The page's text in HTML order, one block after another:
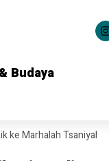
Budaya
Budaya
Tsaniyah dan Tsalisah